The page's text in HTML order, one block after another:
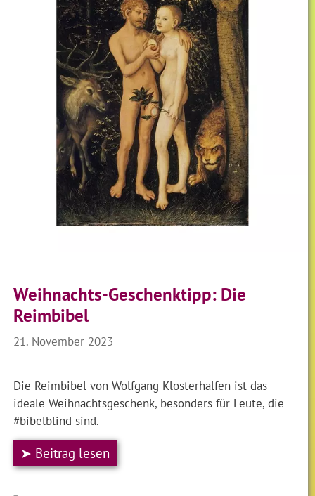
Weihnachts-Geschenktipp: Die
Reimbibel
21. November 2023
Die Reimbibel von Wolfgang Klosterhalfen ist das
ideale Weihnachtsgeschenk, besonders für Leute, die
#bibelblind sind.
➤ Beitrag lesen